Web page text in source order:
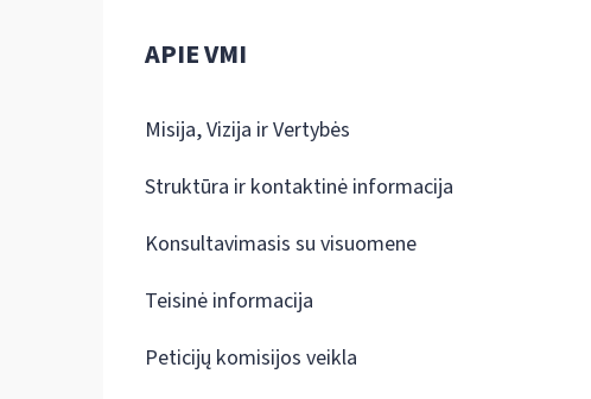
APIE VMI
Misija, Vizija ir Vertybės
Struktūra ir kontaktinė informacija
Konsultavimasis su visuomene
Teisinė informacija
Peticijų komisijos veikla